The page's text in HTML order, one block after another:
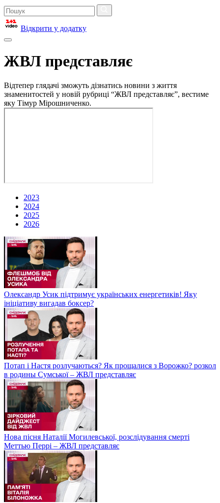
Відкрити у додатку
ЖВЛ представляє
Відтепер глядачі зможуть дізнатись новини з життя
знаменитостей у новій рубриці “ЖВЛ представляє”, вестиме
яку Тімур Мірошниченко.
2023
2024
2025
2026
Олександр Усик підтримує українських енергетиків! Яку
ініціативу вигадав боксер?
Потап і Настя розлучаються? Як прощалися з Ворожко? розкол
в родины Сумської – ЖВЛ представляє
Нова пісня Наталії Могилевської, розслідування смерті
Меттью Перрі – ЖВЛ представляє